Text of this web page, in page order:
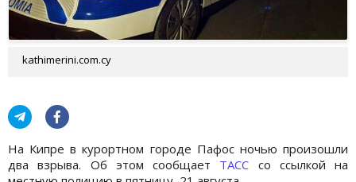
kathimerini.com.cy
На Кипре в курортном городе Пафос ночью произошли
два взрыва. Об этом сообщает ТАСС со ссылкой на